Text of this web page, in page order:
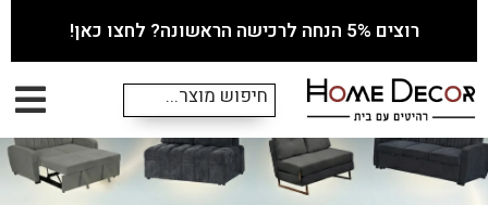
רוצים 5% הנחה לרכישה הראשונה? לחצו כאן!